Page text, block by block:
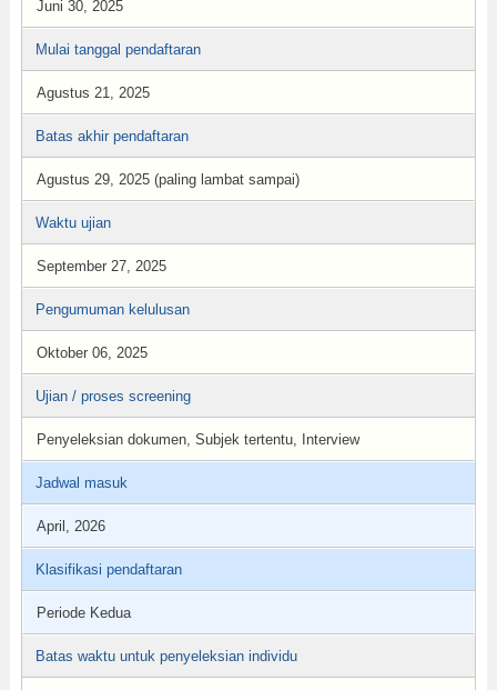
Juni 30, 2025
Mulai tanggal pendaftaran
Agustus 21, 2025
Batas akhir pendaftaran
Agustus 29, 2025 (paling lambat sampai)
Waktu ujian
September 27, 2025
Pengumuman kelulusan
Oktober 06, 2025
Ujian / proses screening
Penyeleksian dokumen, Subjek tertentu, Interview
Jadwal masuk
April, 2026
Klasifikasi pendaftaran
Periode Kedua
Batas waktu untuk penyeleksian individu